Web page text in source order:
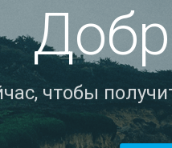
чтобы